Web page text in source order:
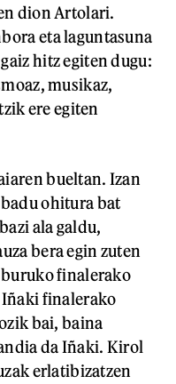
dion Artolari.
eta laguntasuna
hitz egiten dugu:
musikaz,
ere egiten
bueltan. Izan
ohitura bat
ala galdu,
bera egin zuten
finalerako
Iñaki finalerako
bai, baina
da Iñaki. Kirol
erlatibizatzen